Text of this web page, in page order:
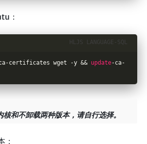
：
-certificates wget -y && update-ca-
和不卸载两种版本，请自行选择。
：